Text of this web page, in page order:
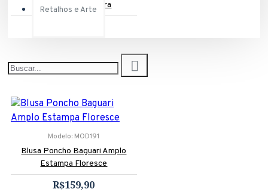
Retalhos e Arte
Estampa Boho Terra
Modelo: MOD191
Blusa Poncho Baguari Amplo
Estampa Floresce
R$159,90